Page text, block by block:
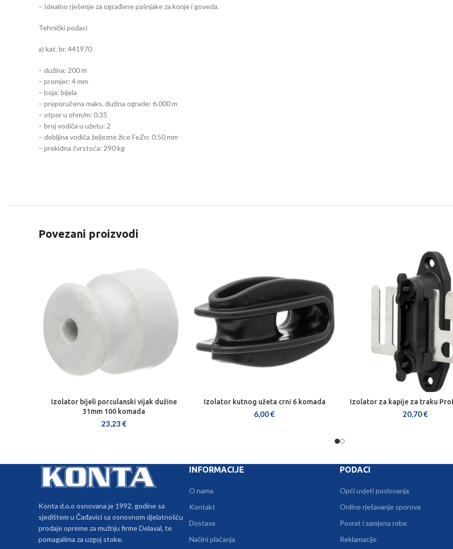
– Idealno rješenje za ograđene pašnjake za konje i goveda.
Tehnički podaci
a) kat. br. 441970
– dužina: 200 m
– promjer: 4 mm
– boja: bijela
– preporučena maks. dužina ograde: 6.000 m
– otpor u ohm/m: 0.35
– broj vodiča u užetu: 2
– debljina vodiča željezne žice FeZn: 0.50 mm
– prekidna čvrstoća: 290 kg
Povezani proizvodi
DODAJ U KOŠARICU
Izolator bijeli porculanski vijak dužine
31mm 100 komada
23,23 €
DODAJ U KOŠARICU
Izolator kutnog užeta crni 6 komada
6,00€
DODAJ U KOŠARICU
Izolator za kapije za traku
20,70€
Konta d.o.o osnovana je 1992. godine sa
sjedištem u Čađavici sa osnovnom djelatnošću
prodaje opreme za mužnju firme Delaval, te
pomagalima za uzgoj stoke.
INFORMACIJE
O nama
Kontakt
Dostava
Načini plaćanja
PODACI
Opći uvjeti poslovanja
Online rješavanje sporova
Povrat i zamjena robe
Reklamacije